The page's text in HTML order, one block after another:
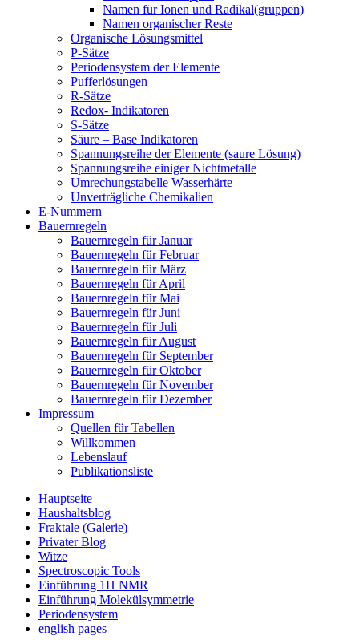
Namen für Ionen und Radikal(gruppen)
Namen organischer Reste
Organische Lösungsmittel
P-Sätze
Periodensystem der Elemente
Pufferlösungen
R-Sätze
Redox- Indikatoren
S-Sätze
Säure – Base Indikatoren
Spannungsreihe der Elemente (saure Lösung)
Spannungsreihe einiger Nichtmetalle
Umrechungstabelle Wasserhärte
Unverträgliche Chemikalien
E-Nummern
Bauernregeln
Bauernregeln für Januar
Bauernregeln für Februar
Bauernregeln für März
Bauernregeln für April
Bauernregeln für Mai
Bauernregeln für Juni
Bauernregeln für Juli
Bauernregeln für August
Bauernregeln für September
Bauernregeln für Oktober
Bauernregeln für November
Bauernregeln für Dezember
Impressum
Quellen für Tabellen
Willkommen
Lebenslauf
Publikationsliste
Hauptseite
Haushaltsblog
Fraktale (Galerie)
Privater Blog
Witze
Spectroscopic Tools
Einführung 1H NMR
Einführung Molekülsymmetrie
Periodensystem
english pages